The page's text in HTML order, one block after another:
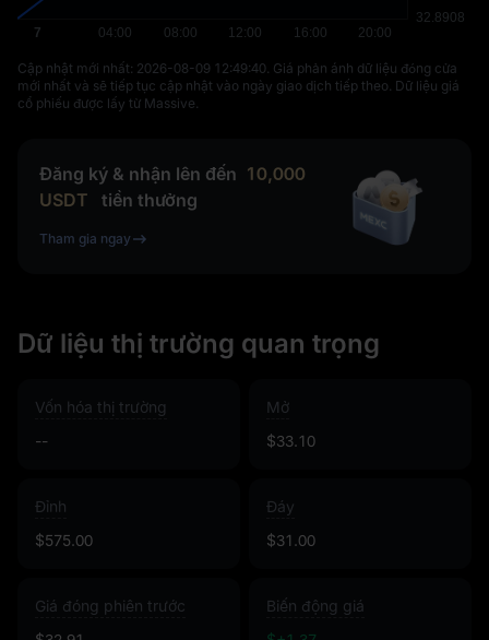
Cập nhật mới nhất: ⁦2026-08-09 12:49:40⁩. Giá phản ánh dữ liệu đóng cửa
mới nhất và sẽ tiếp tục cập nhật vào ngày giao dịch tiếp theo. Dữ liệu giá
cổ phiếu được lấy từ Massive.
Đăng ký & nhận lên đến 10,000
USDT
tiền thưởng
Tham gia ngay
Dữ liệu thị trường quan trọng
Vốn hóa thị trường
--
Mở
$33.10
Đỉnh
$575.00
Đáy
$31.00
Giá đóng phiên trước
Biến động giá